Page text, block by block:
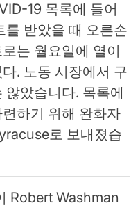
19 목록에 들어
를 받았을 때 오른손
는 월요일에 열이
. 노동 시장에서 구
았습니다. 목록에
하기 위해 완화자
로 보내졌습
Robert Washman